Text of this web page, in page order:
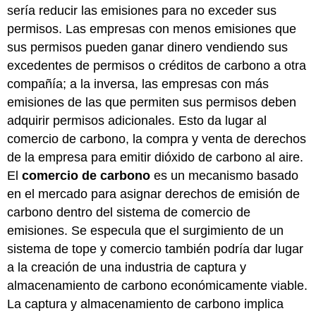
sería reducir las emisiones para no exceder sus
permisos. Las empresas con menos emisiones que
sus permisos pueden ganar dinero vendiendo sus
excedentes de permisos o créditos de carbono a otra
compañía; a la inversa, las empresas con más
emisiones de las que permiten sus permisos deben
adquirir permisos adicionales. Esto da lugar al
comercio de carbono, la compra y venta de derechos
de la empresa para emitir dióxido de carbono al aire.
Elcomercio de carbono es un mecanismo basado
en el mercado para asignar derechos de emisión de
carbono dentro del sistema de comercio de
emisiones. Se especula que el surgimiento de un
sistema de tope y comercio también podría dar lugar
a la creación de una industria de captura y
almacenamiento de carbono económicamente viable.
La captura y almacenamiento de carbono implica